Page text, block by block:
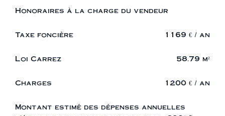
Honoraires à la charge du vendeur
Taxe foncière 1169 € / an
Loi Carrez 58.79 m²
Charges 1200 € / an
Montant estimé des dépenses annuelles